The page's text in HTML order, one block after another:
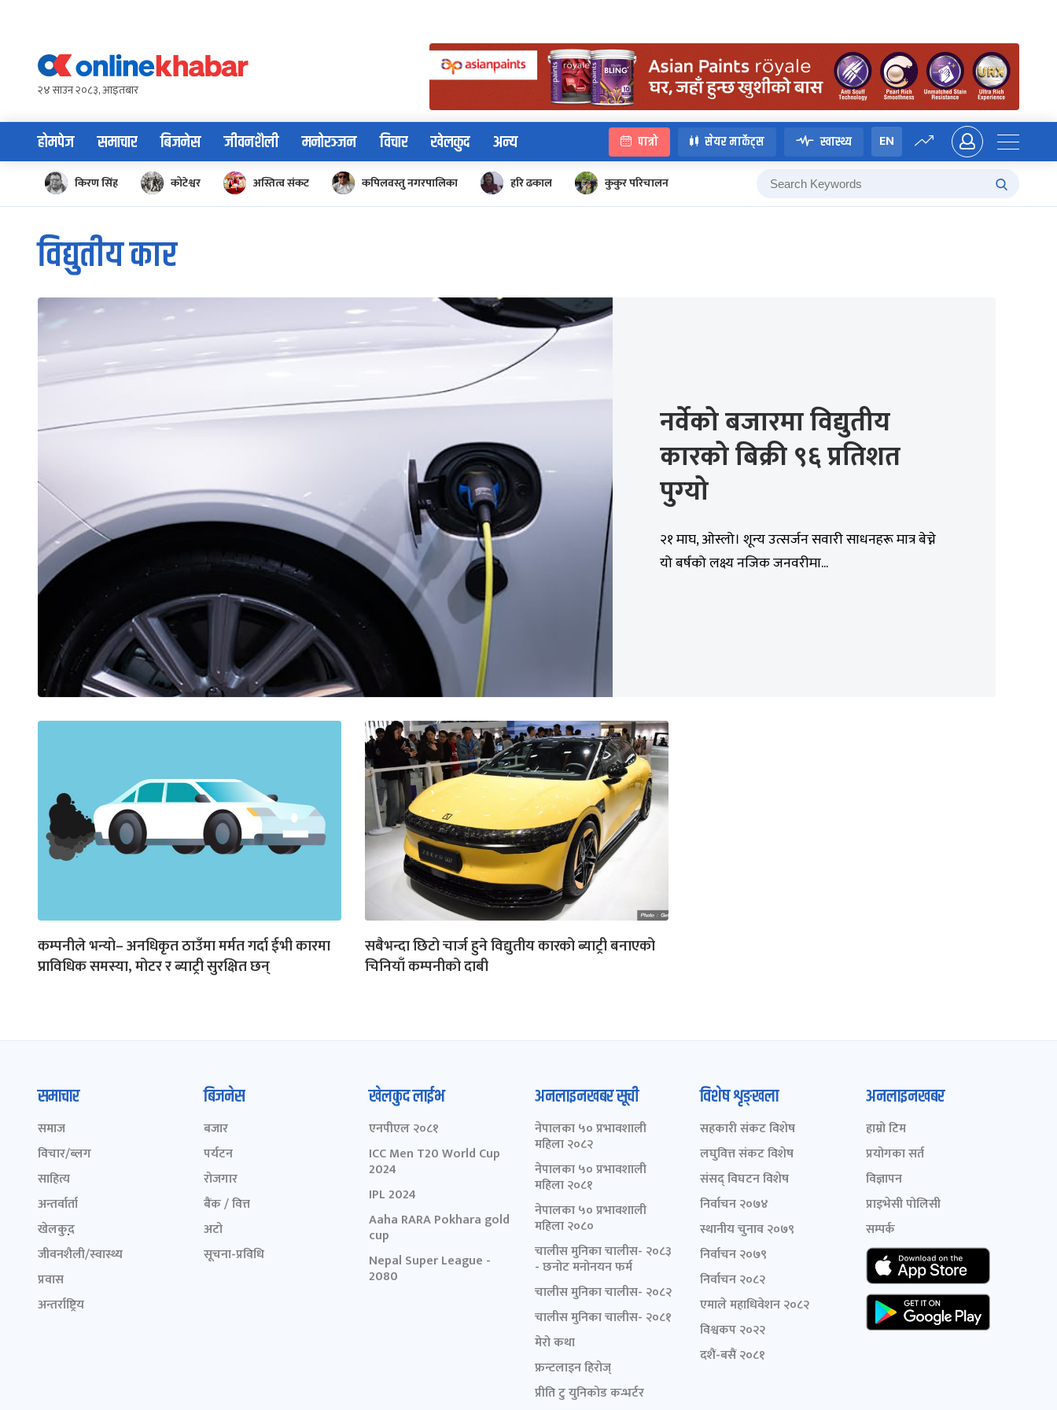
content२४ साउन २०८३, आइतबार
होमपेज समाचार बिजनेस जीवनशैली मनोरञ्जन विचार खेलकुद अन्य पात्रो सेयर मार्केट्स स्वास्थ्य EN
किरण सिंह कोटेश्वर अस्तित्व संकट कपिलवस्तु नगरपालिका हरि ढकाल कुकुर परिचालन
विद्युतीय कार
नर्वेको बजारमा विद्युतीय
कारको बिक्री ९६ प्रतिशत
पुग्‍यो
२१ माघ, ओस्लो। शून्य उत्सर्जन सवारी साधनहरू मात्र बेच्ने
यो बर्षको लक्ष्य नजिक जनवरीमा...
कम्पनीले भन्यो– अनधिकृत ठाउँमा मर्मत गर्दा ईभी कारमा
प्राविधिक समस्या, मोटर र ब्याट्री सुरक्षित छन्
सबैभन्दा छिटो चार्ज हुने विद्युतीय कारको ब्याट्री बनाएको
चिनियाँ कम्पनीको दाबी
समाचार
समाज
विचार/ब्लग
साहित्य
अन्तर्वार्ता
खेलकुद़़
जीवनशैली/स्वास्थ्य
प्रवास
अन्तर्राष्ट्रिय
बिजनेस
बजार
पर्यटन
रोजगार
बैंक / वित्त
अटो
सूचना-प्रविधि
खेलकुद लाईभ
एनपीएल २०८१
ICC Men T20 World Cup
2024
IPL 2024
Aaha RARA Pokhara gold
cup
Nepal Super League -
2080
अनलाइनखबर सूची
नेपालका ५० प्रभावशाली
महिला २०८२
नेपालका ५० प्रभावशाली
महिला २०८१
नेपालका ५० प्रभावशाली
महिला २०८०
चालीस मुनिका चालीस- २०८३
- छनोट मनोनयन फर्म
चालीस मुनिका चालीस- २०८२
चालीस मुनिका चालीस- २०८१
मेरो कथा
फ्रन्टलाइन हिरोज्
प्रीति टु युनिकोड कन्भर्टर
विशेष शृङ्खला
सहकारी संकट विशेष
लघुवित्त संकट विशेष
संसद् विघटन विशेष
निर्वाचन २०७४
स्थानीय चुनाव २०७९
निर्वाचन २०७९
निर्वाचन २०८२
एमाले महाधिवेशन २०८२
विश्वकप २०२२
दशैं-बसैं २०८१
अनलाइनखबर
हाम्रो टिम
प्रयोगका सर्त
विज्ञापन
प्राइभेसी पोलिसी
सम्पर्क